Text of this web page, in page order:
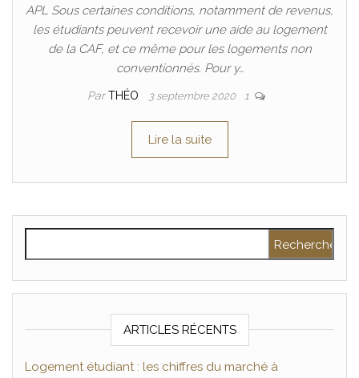
APL Sous certaines conditions, notamment de revenus,
les étudiants peuvent recevoir une aide au logement
de la CAF, et ce même pour les logements non
conventionnés. Pour y…
ParTHÉO 3 septembre 2020 1
Lire la suite
ARTICLES RÉCENTS
Logement étudiant : les chiffres du marché à